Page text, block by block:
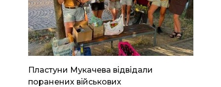
Пластуни Мукачева відвідали
поранених військових